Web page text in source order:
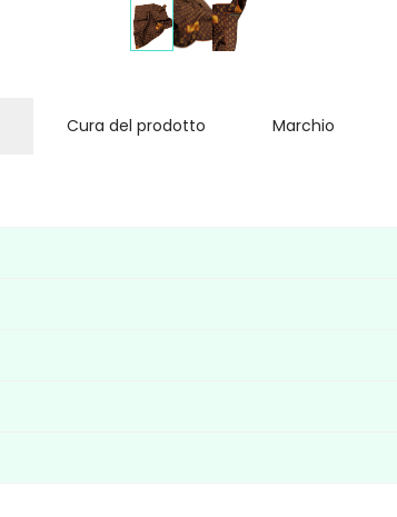
Cura del prodotto Marchio